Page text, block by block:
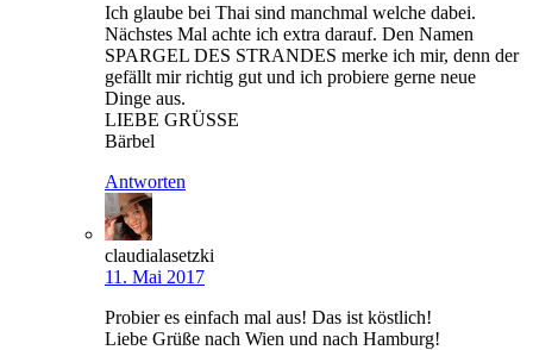
Ich glaube bei Thai sind manchmal welche dabei.
Nächstes Mal achte ich extra darauf. Den Namen
SPARGEL DES STRANDES merke ich mir, denn der
gefällt mir richtig gut und ich probiere gerne neue
Dinge aus.
LIEBE GRÜSSE
Bärbel
Antworten
claudialasetzki
11. Mai 2017
Probier es einfach mal aus! Das ist köstlich!
Liebe Grüße nach Wien und nach Hamburg!